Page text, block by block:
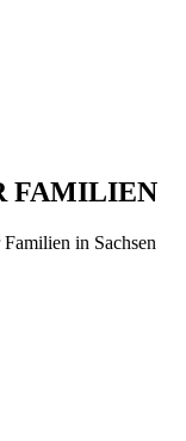
FAMILIEN
in Sachsen